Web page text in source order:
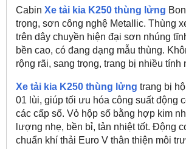
Cabin Xe tải kia K250 thùng lửng
trọng, sơn công nghệ Metallic. Thùng
trên dây chuyền hiện đại sơn nhúng
bền cao, có đang dạng mẫu thùng.
rộng rãi, sang trọng, trang bị nhiều tính
Xe tải kia K250 thùng lửng trang bị
01 lùi, giúp tối ưu hóa công suất động
các cấp số. Vỏ hộp số bằng hợp kim
lượng nhẹ, bền bỉ, tản nhiệt tốt. Động
chuẩn khí thải Euro V thân thiện môi